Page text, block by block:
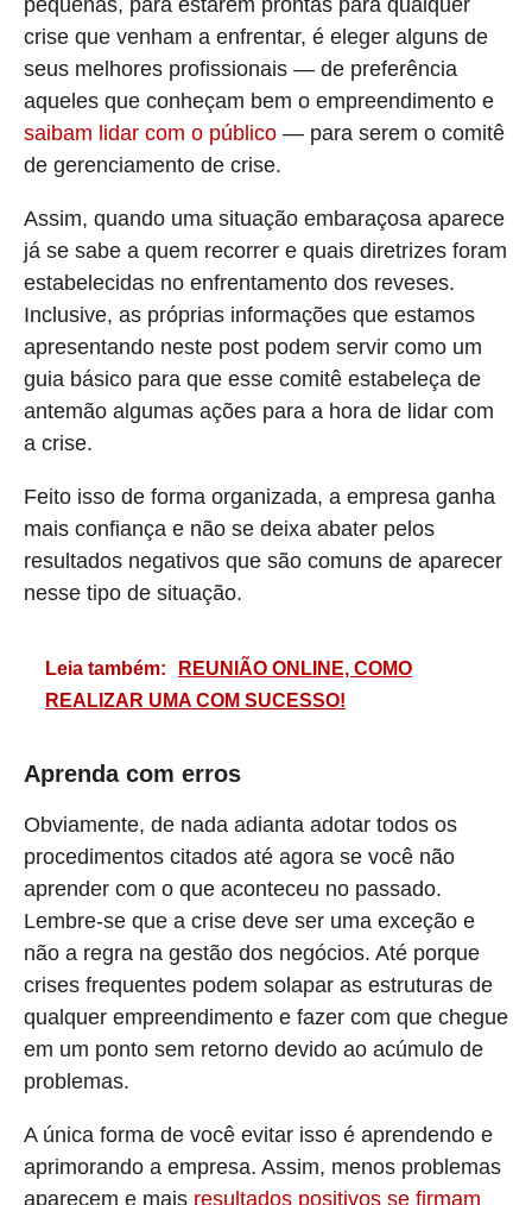
crise que venham a enfrentar, é eleger alguns de
seus melhores profissionais — de preferência
aqueles que conheçam bem o empreendimento e
saibam lidar com o público — para serem o comitê
de gerenciamento de crise.
Assim, quando uma situação embaraçosa aparece
já se sabe a quem recorrer e quais diretrizes foram
estabelecidas no enfrentamento dos reveses.
Inclusive, as próprias informações que estamos
apresentando neste post podem servir como um
guia básico para que esse comitê estabeleça de
antemão algumas ações para a hora de lidar com
a crise.
Feito isso de forma organizada, a empresa ganha
mais confiança e não se deixa abater pelos
resultados negativos que são comuns de aparecer
nesse tipo de situação.
Leia também:
REUNIÃO ONLINE, COMO
REALIZAR UMA COM SUCESSO!
Aprenda com erros
Obviamente, de nada adianta adotar todos os
procedimentos citados até agora se você não
aprender com o que aconteceu no passado.
Lembre-se que a crise deve ser uma exceção e
não a regra na gestão dos negócios. Até porque
crises frequentes podem solapar as estruturas de
qualquer empreendimento e fazer com que chegue
em um ponto sem retorno devido ao acúmulo de
problemas.
A única forma de você evitar isso é aprendendo e
aprimorando a empresa. Assim, menos problemas
aparecem e mais resultados positivos se firmam